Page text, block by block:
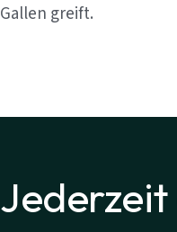
Gallen greift.
Jederzeit